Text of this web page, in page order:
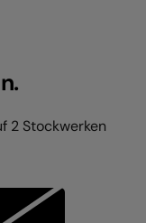
2 Stockwerken